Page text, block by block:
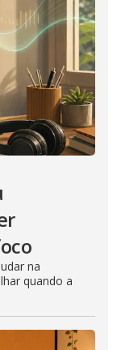
na
quando a